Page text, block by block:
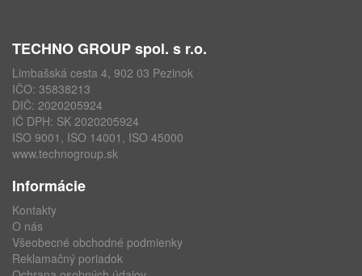
TECHNO GROUP spol. s r.o.
Limbašská cesta 4, 902 03 Pezinok
IČO: 35838213
DIČ: 2020205924
IČ DPH: SK 2020205924
ISO 9001, ISO 14001, ISO 45000
www.technogroup.sk
Informácie
Kontakty
O nás
Všeobecné obchodné podmienky
Reklamačný poriadok